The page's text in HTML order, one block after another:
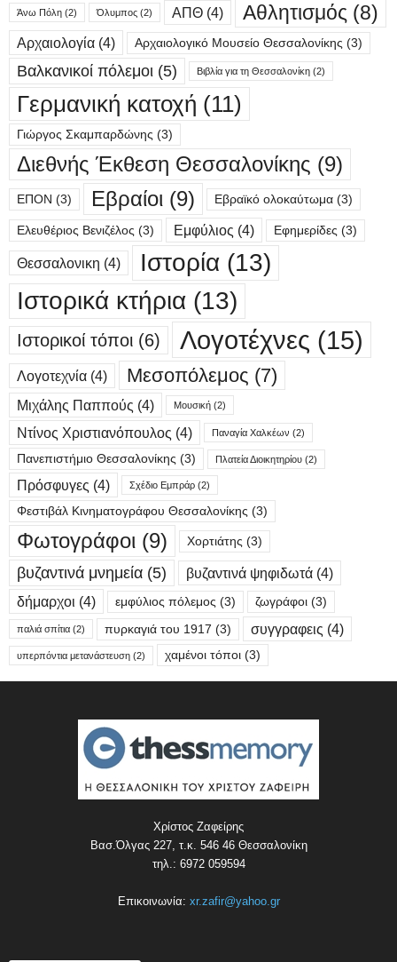
Άνω Πόλη (2) Όλυμπος (2) ΑΠΘ (4) Αθλητισμός (8)
Αρχαιολογία (4) Αρχαιολογικό Μουσείο Θεσσαλονίκης (3)
Βαλκανικοί πόλεμοι (5) Βιβλία για τη Θεσσαλονίκη (2)
Γερμανική κατοχή (11)
Γιώργος Σκαμπαρδώνης (3)
Διεθνής Έκθεση Θεσσαλονίκης (9)
ΕΠΟΝ (3) Εβραίοι (9) Εβραϊκό ολοκαύτωμα (3)
Ελευθέριος Βενιζέλος (3) Εμφύλιος (4) Εφημερίδες (3)
Θεσσαλονικη (4) Ιστορία (13)
Ιστορικά κτήρια (13)
Ιστορικοί τόποι (6) Λογοτέχνες (15)
Λογοτεχνία (4) Μεσοπόλεμος (7)
Μιχάλης Παππούς (4) Μουσική (2)
Ντίνος Χριστιανόπουλος (4) Παναγία Χαλκέων (2)
Πανεπιστήμιο Θεσσαλονίκης (3) Πλατεία Διοικητηρίου (2)
Πρόσφυγες (4) Σχέδιο Εμπράρ (2)
Φεστιβάλ Κινηματογράφου Θεσσαλονίκης (3)
Φωτογράφοι (9) Χορτιάτης (3)
βυζαντινά μνημεία (5) βυζαντινά ψηφιδωτά (4)
δήμαρχοι (4) εμφύλιος πόλεμος (3) ζωγράφοι (3)
παλιά σπίτια (2) πυρκαγιά του 1917 (3) συγγραφεις (4)
υπερπόντια μετανάστευση (2) χαμένοι τόποι (3)
Χρίστος Ζαφείρης
Βασ.Όλγας 227, τ.κ. 546 46 Θεσσαλονίκη
τηλ.: 6972 059594
Επικοινωνία: xr.zafir@yahoo.gr